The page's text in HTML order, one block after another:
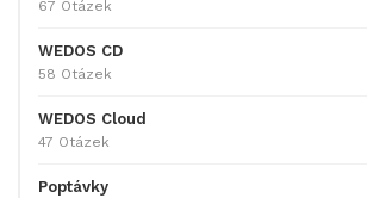
67 Otázek
WEDOS CD
58 Otázek
WEDOS Cloud
47 Otázek
Poptávky